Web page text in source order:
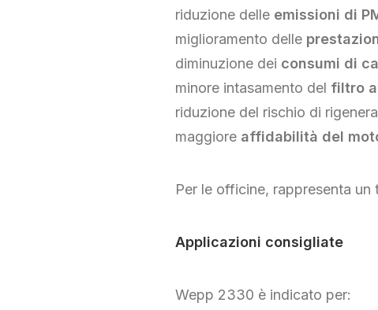
riduzione delle emissioni di
miglioramento delle
diminuzione dei consumi di
minore intasamento del filtro
riduzione del rischio di
maggiore affidabilità del
Per le officine, rappresenta
Applicazioni consigliate
Wepp 2330 è indicato per: